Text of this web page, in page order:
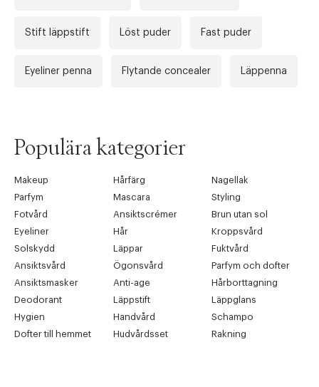
Stift läppstift Löst puder Fast puder
Eyeliner penna Flytande concealer Läppenna
Populära kategorier
Makeup Hårfärg
Nagellak
Parfym
Mascara
Styling
Fotvård
Ansiktscrémer
Brun utan sol
Eyeliner
Hår
Kroppsvård
Solskydd
Läppar
Fuktvård
Ansiktsvård
Ögonsvård
Parfym och dofter
Ansiktsmasker
Anti-age
Hårborttagning
Deodorant
Läppstift
Läppglans
Hygien
Handvård
Schampo
Dofter till hemmet
Hudvårdsset Rakning